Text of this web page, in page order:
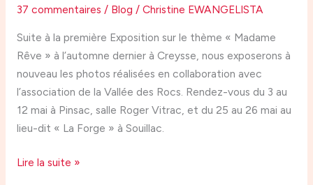
37 commentaires / Blog / Christine EWANGELISTA
Suite à la première Exposition sur le thème « Madame
Rêve » à l’automne dernier à Creysse, nous exposerons à
nouveau les photos réalisées en collaboration avec
l’association de la Vallée des Rocs. Rendez-vous du 3 au
12 mai à Pinsac, salle Roger Vitrac, et du 25 au 26 mai au
lieu-dit « La Forge » à Souillac.
Lire la suite »